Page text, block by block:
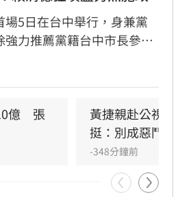
場5日在台中舉行，身兼黨
強力推薦黨籍台中市長參選
市長盧秀燕執政8年的市
運，前台中市長林佳龍交給
經核定了，「結果搞了八
、經費不斷增加，到現在還
億　張
黃捷親赴公視
挺：別成惡鬥犧
-348分鐘前